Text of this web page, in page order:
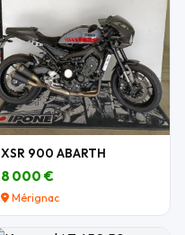
XSR 900 ABARTH
8 000 €
Mérignac